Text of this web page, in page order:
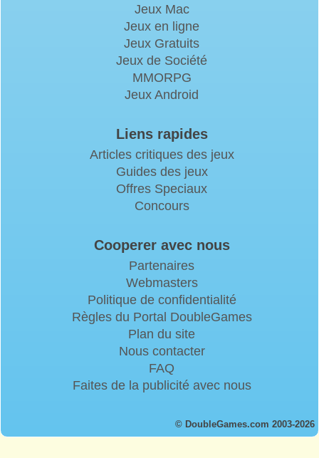
Jeux Mac
Jeux en ligne
Jeux Gratuits
Jeux de Société
MMORPG
Jeux Android
Liens rapides
Articles critiques des jeux
Guides des jeux
Offres Speciaux
Concours
Cooperer avec nous
Partenaires
Webmasters
Politique de confidentialité
Règles du Portal DoubleGames
Plan du site
Nous contacter
FAQ
Faites de la publicité avec nous
© DoubleGames.com 2003-2026